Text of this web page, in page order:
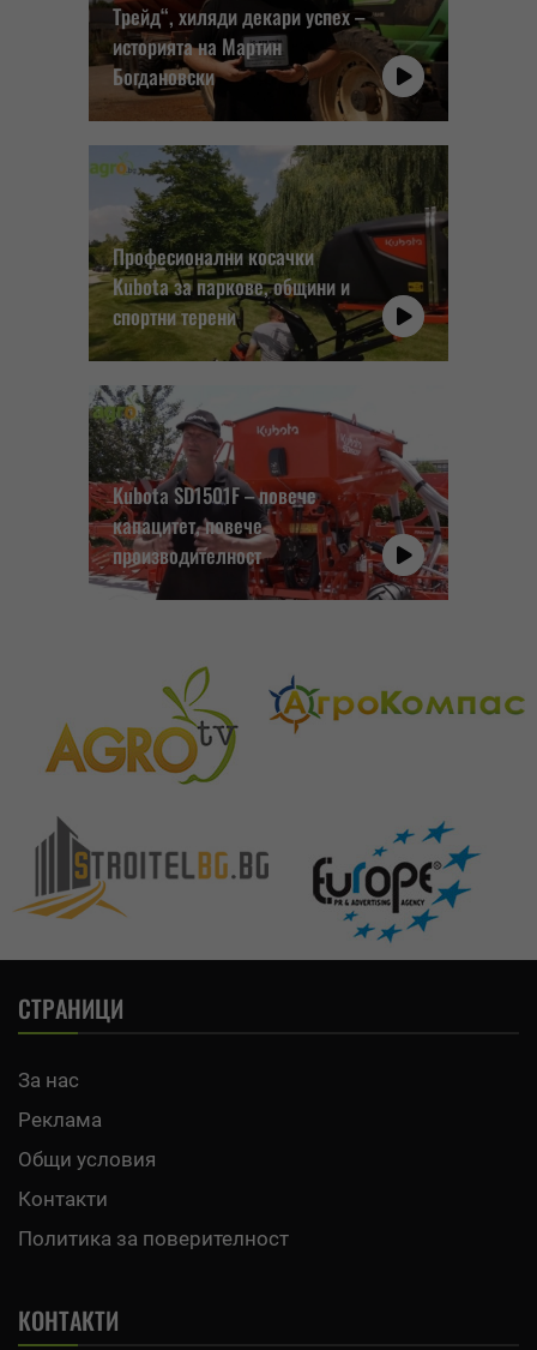
Трейд“, хиляди декари успех –
историята на Мартин
Богдановски
Професионални косачки
Kubota за паркове, общини и
спортни терени
Kubota SD1501F – повече
капацитет, повече
производителност
СТРАНИЦИ
За нас
Реклама
Общи условия
Контакти
Политика за поверителност
КОНТАКТИ